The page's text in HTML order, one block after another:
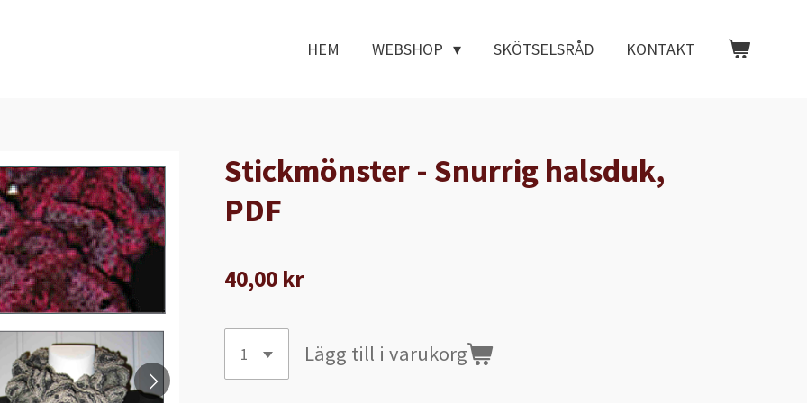
HEM WEBSHOP SKÖTSELSRÅD KONTAKT
Stickmönster - Snurrig halsduk,
PDF
40,00 kr
Lägg till i varukorg